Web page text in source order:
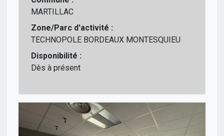
MARTILLAC
Zone/Parc d'activité :
TECHNOPOLE BORDEAUX MONTESQUIEU
Disponibilité :
Dès à présent